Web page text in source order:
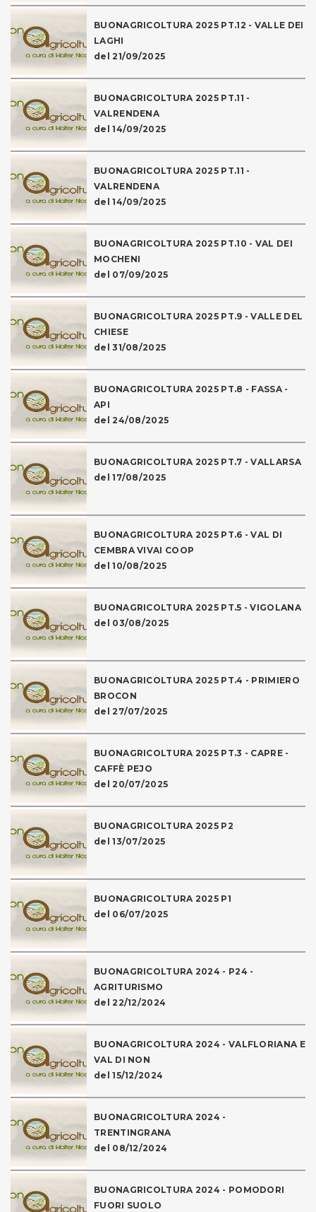
BUONAGRICOLTURA 2025 PT.12 - VALLE DEI
LAGHI
del 21/09/2025
BUONAGRICOLTURA 2025 PT.11 -
VALRENDENA
del 14/09/2025
BUONAGRICOLTURA 2025 PT.11 -
VALRENDENA
del 14/09/2025
BUONAGRICOLTURA 2025 PT.10 - VAL DEI
MOCHENI
del 07/09/2025
BUONAGRICOLTURA 2025 PT.9 - VALLE DEL
CHIESE
del 31/08/2025
BUONAGRICOLTURA 2025 PT.8 - FASSA -
API
del 24/08/2025
BUONAGRICOLTURA 2025 PT.7 - VALLARSA
del 17/08/2025
BUONAGRICOLTURA 2025 PT.6 - VAL DI
CEMBRA VIVAI COOP
del 10/08/2025
BUONAGRICOLTURA 2025 PT.5 - VIGOLANA
del 03/08/2025
BUONAGRICOLTURA 2025 PT.4 - PRIMIERO
BROCON
del 27/07/2025
BUONAGRICOLTURA 2025 PT.3 - CAPRE -
CAFFÈ PEJO
del 20/07/2025
BUONAGRICOLTURA 2025 P2
del 13/07/2025
BUONAGRICOLTURA 2025 P1
del 06/07/2025
BUONAGRICOLTURA 2024 - P24 -
AGRITURISMO
del 22/12/2024
BUONAGRICOLTURA 2024 - VALFLORIANA E
VAL DI NON
del 15/12/2024
BUONAGRICOLTURA 2024 -
TRENTINGRANA
del 08/12/2024
BUONAGRICOLTURA 2024 - POMODORI
FUORI SUOLO